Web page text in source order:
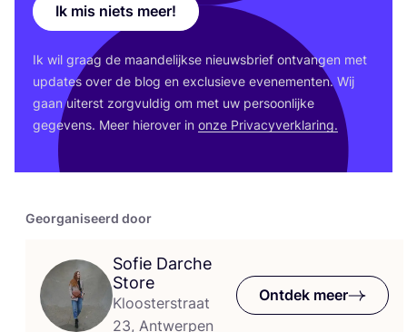
Georganiseerd door
Sofie Darche
Store
Kloosterstraat
23, Antwerpen
Ontdek meer
Ik mis niets meer!
Ik wil graag de maan­de­lijk­se nieuws­brief ont­van­gen met
upda­tes over de blog en exclu­sie­ve eve­ne­men­ten. Wij
gaan uiterst zorg­vul­dig om met uw per­soon­lij­ke
gege­vens. Meer hier­over in onze Pri­va­cy­ver­kla­ring.